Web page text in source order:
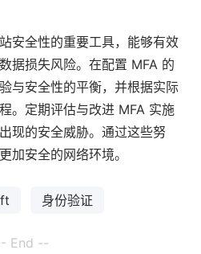
安全性的重要工具，能够有效
据损失风险。在配置 MFA 的
与安全性的平衡，并根据实际
。定期评估与改进 MFA 实施
现的安全威胁。通过这些努
加安全的网络环境。
身份验证
End --